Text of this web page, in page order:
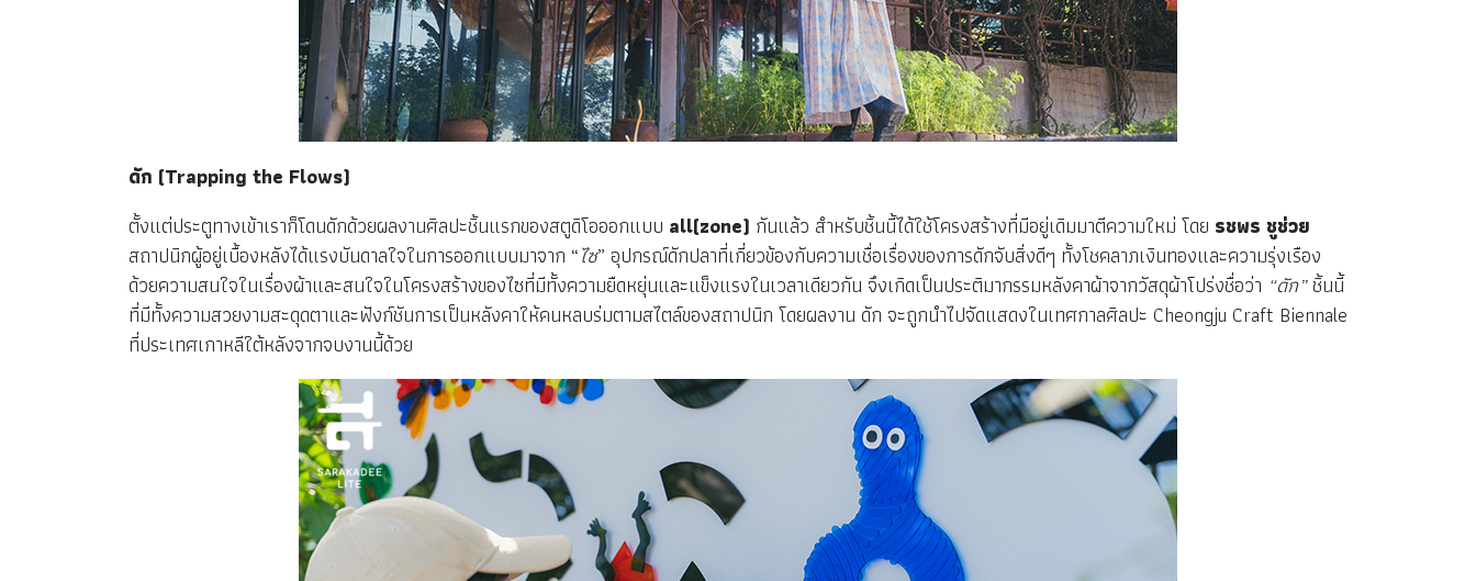
ดัก (Trapping the Flows)
ตั้งแต่ประตูทางเข้าเราก็โดนดักด้วยผลงานศิลปะชิ้นแรกของสตูดิโอออกแบบ all(zone) กันแล้ว สำหรับชิ้นนี้ได้ใช้โครงสร้างที่มีอยู่เดิมมาตีความใหม่ โดย รชพร ชูช่วย
สถาปนิกผู้อยู่เบื้องหลังได้แรงบันดาลใจในการออกแบบมาจาก “ไซ” อุปกรณ์ดักปลาที่เกี่ยวข้องกับความเชื่อเรื่องของการดักจับสิ่งดีๆ ทั้งโชคลาภเงินทองและความรุ่งเรือง
ด้วยความสนใจในเรื่องผ้าและสนใจในโครงสร้างของไซที่มีทั้งความยืดหยุ่นและแข็งแรงในเวลาเดียวกัน จึงเกิดเป็นประติมากรรมหลังคาผ้าจากวัสดุผ้าโปร่งชื่อว่า “ดัก”ชิ้นนี้
ที่มีทั้งความสวยงามสะดุดตาและฟังก์ชันการเป็นหลังคาให้คนหลบร่มตามสไตล์ของสถาปนิก โดยผลงาน ดัก จะถูกนำไปจัดแสดงในเทศกาลศิลปะ Cheongju Craft Biennale
ที่ประเทศเกาหลีใต้หลังจากจบงานนี้ด้วย